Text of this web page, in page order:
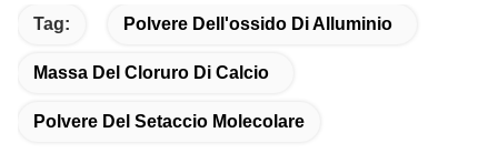
Tag: Polvere Dell'ossido Di Alluminio
Massa Del Cloruro Di Calcio
Polvere Del Setaccio Molecolare